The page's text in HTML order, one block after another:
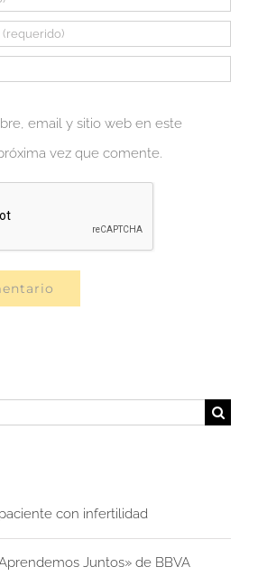
email y sitio web en este
vez que comente.
con infertilidad
Juntos» de BBVA